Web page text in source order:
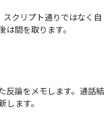
クリプト通りではなく自
間を取ります。
反論をメモします。通話結
します。